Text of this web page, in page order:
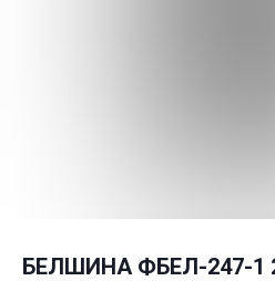
БЕЛШИНА ФБЕЛ-247-1